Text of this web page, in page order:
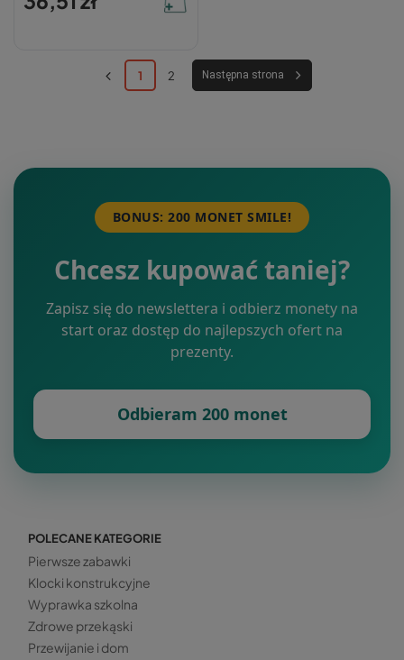
1 2 Następna strona
BONUS: 200 MONET SMILE!
Chcesz kupować taniej?
Zapisz się do newslettera i odbierz monety na
start oraz dostęp do najlepszych ofert na
prezenty.
Odbieram 200 monet
POLECANE KATEGORIE
Pierwsze zabawki
Klocki konstrukcyjne
Wyprawka szkolna
Zdrowe przekąski
Przewijanie i dom